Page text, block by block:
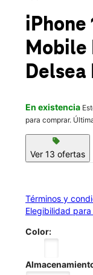
location_on
3167 Route 9
iPhone
Mobile
Delsea
En existencia
para comprar.
sell
Ver 13 ofertas
Términos y
Elegibilidad
Color: